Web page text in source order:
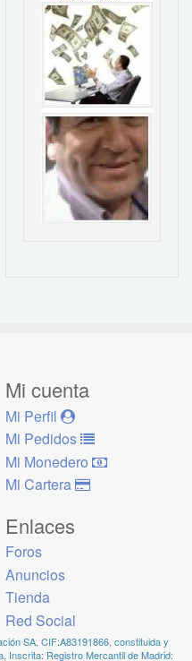
Mi cuenta
Mi Perfil
Mi Pedidos
Mi Monedero
Mi Cartera
Enlaces
Foros
Anuncios
Tienda
Red Social
SA, CIF:A83191866, constituida y
Inscrita: Registro Mercantil de Madrid: